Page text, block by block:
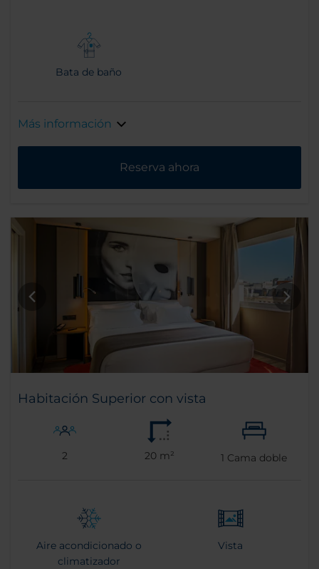
Bata de baño
Más información
Reserva ahora
Habitación Superior con vista
2 20 m² 1 Cama doble
Aire acondicionado o
climatizador
Vista